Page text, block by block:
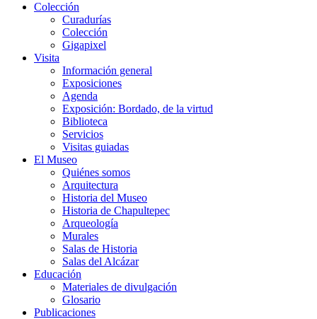
Colección
Curadurías
Colección
Gigapixel
Visita
Información general
Exposiciones
Agenda
Exposición: Bordado, de la virtud
Biblioteca
Servicios
Visitas guiadas
El Museo
Quiénes somos
Arquitectura
Historia del Museo
Historia de Chapultepec
Arqueología
Murales
Salas de Historia
Salas del Alcázar
Educación
Materiales de divulgación
Glosario
Publicaciones